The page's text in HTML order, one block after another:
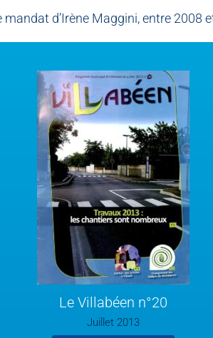
d’Irène Maggini, entre 2008
Le Villabéen n°20
Juillet 2013